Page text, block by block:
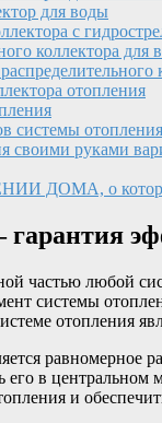
для воды
с
коллектора для
отопления
системы отопления
своими руками
ДОМА, о
гарантия
частью любой
системы
отопления
равномерное
его в
и